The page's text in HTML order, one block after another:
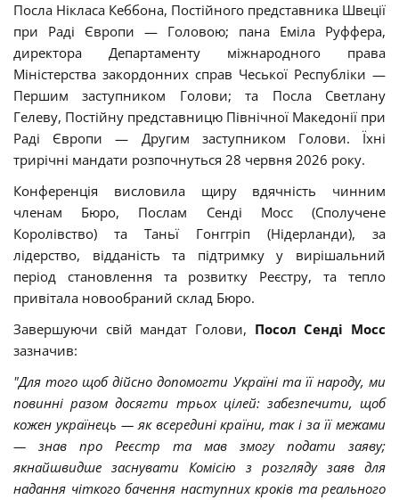
Посла Нікласа Кеббона, Постійного представника Швеції
при Раді Європи — Головою; пана Еміла Руффера,
директора Департаменту міжнародного права
Міністерства закордонних справ Чеської Республіки —
Першим заступником Голови; та Посла Светлану
Гелеву, Постійну представницю Північної Македонії при
Раді Європи — Другим заступником Голови. Їхні
трирічні мандати розпочнуться 28 червня 2026 року.
Конференція висловила щиру вдячність чинним
членам Бюро, Послам Сенді Мосс (Сполучене
Королівство) та Таньї Гонггріп (Нідерланди), за
лідерство, відданість та підтримку у вирішальний
період становлення та розвитку Реєстру, та тепло
привітала новообраний склад Бюро.
Завершуючи свій мандат Голови, Посол Сенді Мосс
зазначив:
"Для того щоб дійсно допомогти Україні та її народу, ми
повинні разом досягти трьох цілей: забезпечити, щоб
кожен українець — як всередині країни, так і за її межами
— знав про Реєстр та мав змогу подати заяву;
якнайшвидше заснувати Комісію з розгляду заяв для
надання чіткого бачення наступних кроків та реального